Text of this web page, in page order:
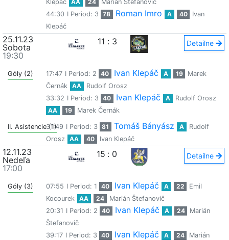
Klepáč
AA 24
Marián Štefanovič
44:30 I Period: 3 78 Roman Imro A 40
Ivan
Klepáč
25.11.23
Sobota
19:30
11 : 3 Detailne
Góly (2) 17:47 I Period: 2 40 Ivan Klepáč A 19
Marek
Černák
AA
Rudolf Orosz
33:32 I Period: 3 40 Ivan Klepáč A
Rudolf Orosz
AA
19 Marek Černák
II. Asistencie (1)
31:49 I Period: 3 81 Tomáš Bányász A
Rudolf
Orosz
AA 40 Ivan Klepáč
12.11.23
Nedeľa
17:00
15 : 0 Detailne
Góly (3) 07:55 I Period: 1 40 Ivan Klepáč A 22
Emil
Kocourek
AA 24
Marián Štefanovič
20:31 I Period: 2 40 Ivan Klepáč A 24
Marián
Štefanovič
39:17 I Period: 3 40 Ivan Klepáč A 24
Marián